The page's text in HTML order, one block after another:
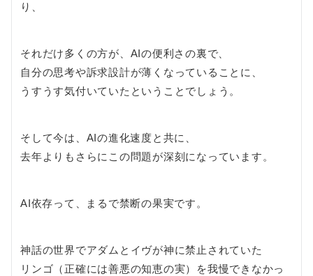
り、
それだけ多くの方が、AIの便利さの裏で、
自分の思考や訴求設計が薄くなっていることに、
うすうす気付いていたということでしょう。
そして今は、AIの進化速度と共に、
去年よりもさらにこの問題が深刻になっています。
AI依存って、まるで禁断の果実です。
神話の世界でアダムとイヴが神に禁止されていた
リンゴ（正確には善悪の知恵の実）を我慢できなかっ